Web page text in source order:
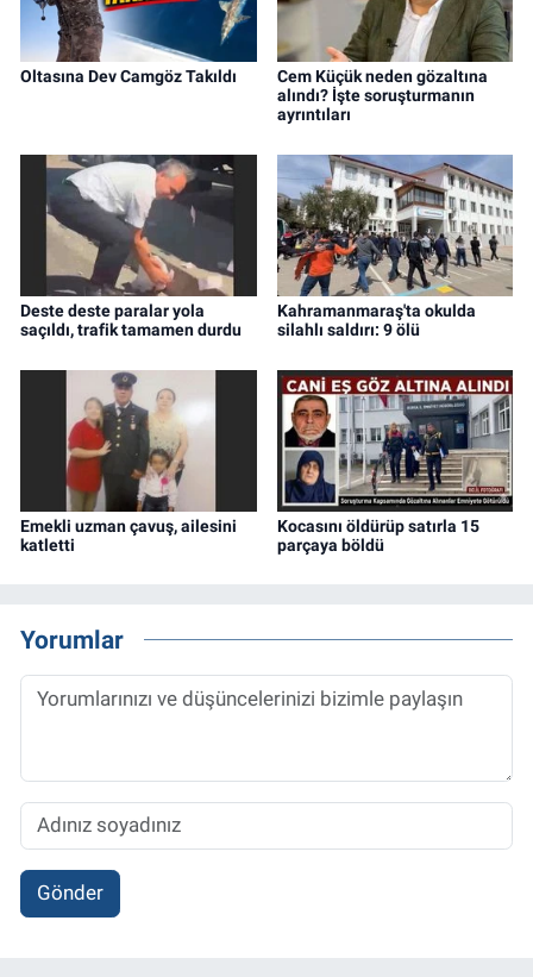
Oltasına Dev Camgöz Takıldı
Cem Küçük neden gözaltına
alındı? İşte soruşturmanın
ayrıntıları
Deste deste paralar yola
saçıldı, trafik tamamen durdu
Kahramanmaraş'ta okulda
silahlı saldırı: 9 ölü
Emekli uzman çavuş, ailesini
katletti
Kocasını öldürüp satırla 15
parçaya böldü
Yorumlar
Gönder